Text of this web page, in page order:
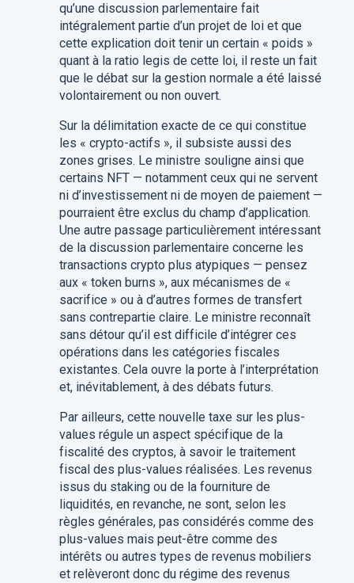
qu’une discussion parlementaire fait
intégralement partie d’un projet de loi et que
cette explication doit tenir un certain « poids »
quant à la ratio legis de cette loi, il reste un fait
que le débat sur la gestion normale a été laissé
volontairement ou non ouvert.
Sur la délimitation exacte de ce qui constitue
les « crypto-actifs », il subsiste aussi des
zones grises. Le ministre souligne ainsi que
certains NFT — notamment ceux qui ne servent
ni d’investissement ni de moyen de paiement —
pourraient être exclus du champ d’application.
Une autre passage particulièrement intéressant
de la discussion parlementaire concerne les
transactions crypto plus atypiques — pensez
aux « token burns », aux mécanismes de «
sacrifice » ou à d’autres formes de transfert
sans contrepartie claire. Le ministre reconnaît
sans détour qu’il est difficile d’intégrer ces
opérations dans les catégories fiscales
existantes. Cela ouvre la porte à l’interprétation
et, inévitablement, à des débats futurs.
Par ailleurs, cette nouvelle taxe sur les plus-
values régule un aspect spécifique de la
fiscalité des cryptos, à savoir le traitement
fiscal des plus-values réalisées. Les revenus
issus du staking ou de la fourniture de
liquidités, en revanche, ne sont, selon les
règles générales, pas considérés comme des
plus-values mais peut-être comme des
intérêts ou autres types de revenus mobiliers
et relèveront donc du régime des revenus